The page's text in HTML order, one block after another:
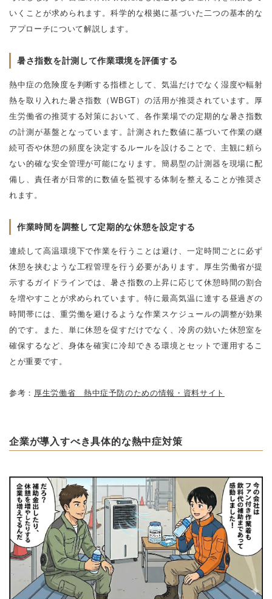
いくことが求められます。科学的な根拠に基づいた二つの基本的な
アプローチについて解説します。
暑さ指数を計測して作業環境を評価する
熱中症の危険度を判断する指標として、気温だけでなく湿度や輻射
熱を取り入れた暑さ指数（WBGT）の活用が推奨されています。厚
生労働省の推奨する対策において、各作業場での定期的な暑さ指数
の計測が基盤となっています。計測された数値に基づいて作業の継
続可否や休憩の頻度を決定するルールを設けることで、主観に頼ら
ない的確な安全管理が可能になります。簡易型の計測器を現場に配
備し、責任者が日常的に数値を監視する体制を整えることが推奨さ
れます。
作業時間を調整して定期的な休憩を設定する
連続して高温環境下で作業を行うことは避け、一定時間ごとに必ず
休憩を挟むような工程管理を行う必要があります。厚生労働省が提
示するガイドラインでは、暑さ指数の上昇に応じて休憩時間の割合
を増やすことが求められています。特に最高気温に達する昼過ぎの
時間帯には、重労働を避けるような作業スケジュールの調整が効果
的です。また、単に休憩を促すだけでなく、冷房の効いた休憩室を
確保するなど、身体を確実に冷却できる環境とセットで運用するこ
とが重要です。
参考： 厚生労働省 熱中症予防のための情報・資料サイト
企業が導入すべき具体的な熱中症対策